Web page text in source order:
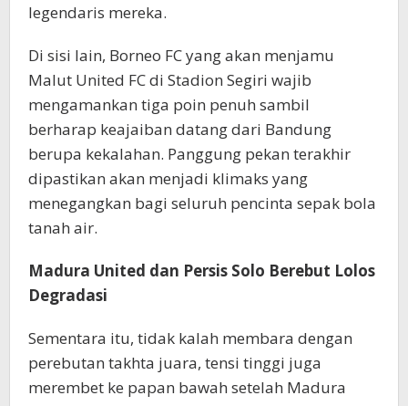
legendaris mereka.
Di sisi lain, Borneo FC yang akan menjamu
Malut United FC di Stadion Segiri wajib
mengamankan tiga poin penuh sambil
berharap keajaiban datang dari Bandung
berupa kekalahan. Panggung pekan terakhir
dipastikan akan menjadi klimaks yang
menegangkan bagi seluruh pencinta sepak bola
tanah air.
Madura United dan Persis Solo Berebut Lolos
Degradasi
Sementara itu, tidak kalah membara dengan
perebutan takhta juara, tensi tinggi juga
merembet ke papan bawah setelah Madura